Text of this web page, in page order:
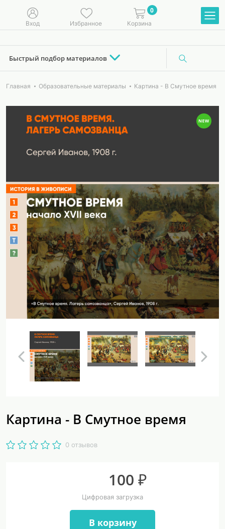
Вход Избранное
0
Корзина
Быстрый подбор материалов
Главная Образовательные материалы Картина - В Смутное время
Картина - В Смутное время
0 отзывов
100 ₽
Цифровая загрузка
В корзину